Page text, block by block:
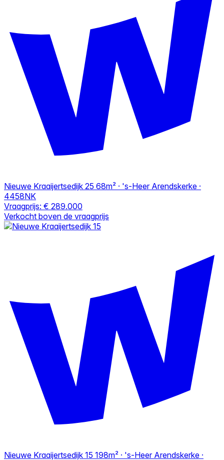
Nieuwe Kraaijertsedijk 25 68m² · 's-Heer Arendskerke ·
4458NK
Vraagprijs: € 289.000
Verkocht boven de vraagprijs
Nieuwe Kraaijertsedijk 15 198m² · 's-Heer Arendskerke ·